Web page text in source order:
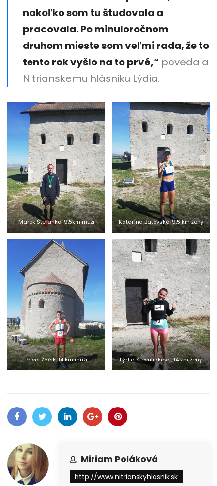
nakoľko som tu študovala a
pracovala. Po minuloročnom
druhom mieste som veľmi rada, že to
tento rok vyšlo na to prvé,“ povedala
Nitrianskemu hlásniku Lýdia.
Marek Štefanka, 9,5km muži Katarína Bátovská, 9,5 km ženy
Pavol Žáčik, 14 km muži Lýdia Števuliaková, 14 km ženy
Miriam Poláková
http://www.nitrianskyhlasnik.sk